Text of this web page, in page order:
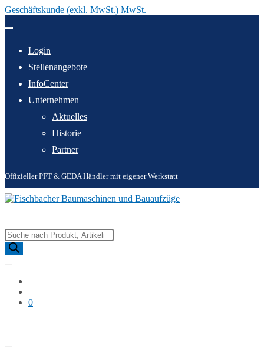
Geschäftskunde (exkl. MwSt.) MwSt.
Inhalt
Login
Stellenangebote
InfoCenter
Unternehmen
Aktuelles
Historie
Partner
Offizieller PFT & GEDA Händler mit eigener Werkstatt
Products
search
0